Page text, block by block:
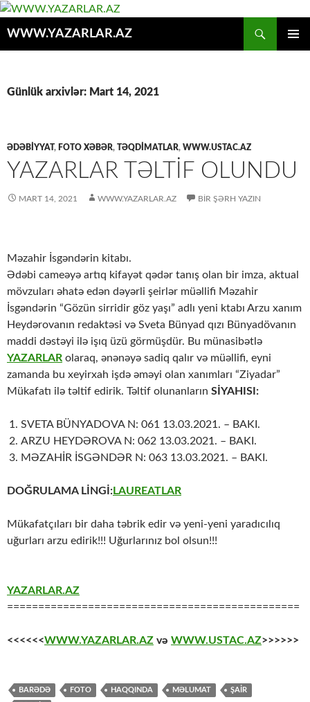
WWW.YAZARLAR.AZ
Günlük arxivlər: Mart 14, 2021
ƏDƏBİYYAT, FOTO XƏBƏR, TƏQDİMATLAR, WWW.USTAC.AZ
YAZARLAR TƏLTİF OLUNDU
MART 14, 2021 WWW.YAZARLAR.AZ BIR ŞƏRH YAZIN
Məzahir İsgəndərin kitabı.
Ədəbi cameəyə artıq kifayət qədər tanış olan bir imza, aktual
mövzuları əhatə edən dəyərli şeirlər müəllifi Məzahir
İsgəndərin “Gözün sirridir göz yaşı” adlı yeni ktabı Arzu xanım
Heydərovanın redaktəsi və Sveta Bünyad qızı Bünyadövanın
maddi dəstəyi ilə işıq üzü görmüşdür. Bu münasibətlə
YAZARLAR olaraq, ənənəyə sadiq qalır və müəllifi, eyni
zamanda bu xeyirxah işdə əməyi olan xanımları “Ziyadar”
Mükafatı ilə təltif edirik. Təltif olunanların SİYAHISI:
SVETA BÜNYADOVA N: 061 13.03.2021. – BAKI.
ARZU HEYDƏROVA N: 062 13.03.2021. – BAKI.
MƏZAHİR İSGƏNDƏR N: 063 13.03.2021. – BAKI.
DOĞRULAMA LİNGİ:LAUREATLAR
Mükafatçıları bir daha təbrik edir və yeni-yeni yaradıcılıq
uğurları arzu edirik!!! Uğurlarınız bol olsun!!!
YAZARLAR.AZ
===============================================
<<<<<<WWW.YAZARLAR.AZ və WWW.USTAC.AZ>>>>>>
BARƏDƏ FOTO HAQQINDA MƏLUMAT ŞAİR